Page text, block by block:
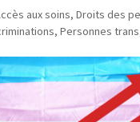
aux soins, Droits des
, Personnes trans